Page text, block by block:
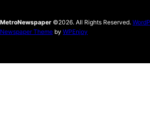
MetroNewspaper ©2026. All Rights Reserved.
Newspaper Theme by WPEnjoy